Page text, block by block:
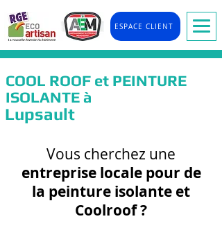
ESPACE CLIENT
COOL ROOF et PEINTURE
ISOLANTE à
Lupsault
Vous cherchez une
entreprise locale pour de
la peinture isolante et
Coolroof ?